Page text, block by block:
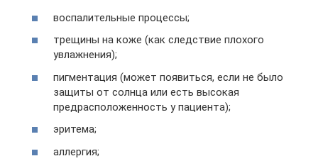
воспалительные процессы;
трещины на коже (как следствие плохого
увлажнения);
пигментация (может появиться, если не было
защиты от солнца или есть высокая
предрасположенность у пациента);
эритема;
аллергия;